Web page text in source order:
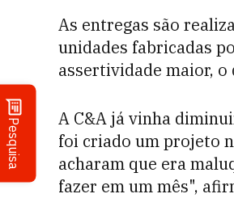
Pesquisa
As entregas são
unidades fabricadas
assertividade maior, o
A C&A já vinha
foi criado um projeto
acharam que era
fazer em um mês",